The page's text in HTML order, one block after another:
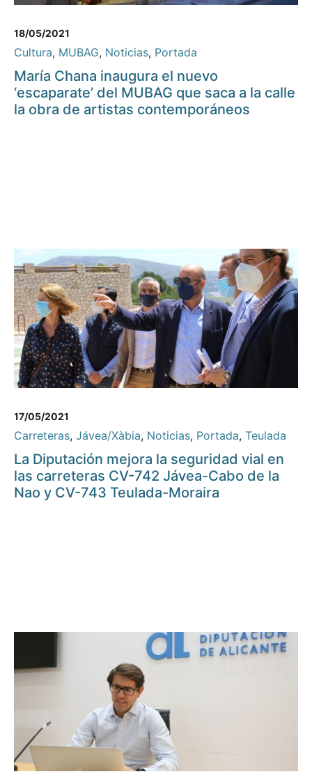
18/05/2021
Cultura, MUBAG, Noticias, Portada
María Chana inaugura el nuevo
‘escaparate’ del MUBAG que saca a la calle
la obra de artistas contemporáneos
17/05/2021
Carreteras, Jávea/Xàbia, Noticias, Portada, Teulada
La Diputación mejora la seguridad vial en
las carreteras CV-742 Jávea-Cabo de la
Nao y CV-743 Teulada-Moraira